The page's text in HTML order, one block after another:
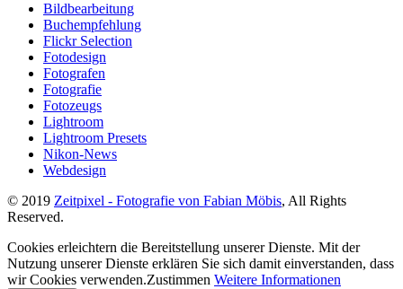
Bildbearbeitung
Buchempfehlung
Flickr Selection
Fotodesign
Fotografen
Fotografie
Fotozeugs
Lightroom
Lightroom Presets
Nikon-News
Webdesign
© 2019 Zeitpixel - Fotografie von Fabian Möbis, All Rights
Reserved.
Cookies erleichtern die Bereitstellung unserer Dienste. Mit der
Nutzung unserer Dienste erklären Sie sich damit einverstanden, dass
wir Cookies verwenden.Zustimmen Weitere Informationen